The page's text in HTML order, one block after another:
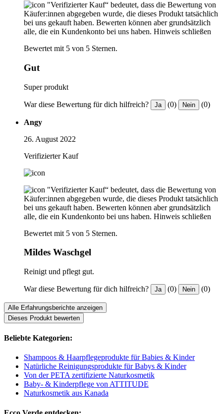
"Verifizierter Kauf“ bedeutet, dass die Bewertung von
Käufer:innen abgegeben wurde, die dieses Produkt tatsächlich
bei uns gekauft haben. Bewerten können aber grundsätzlich
alle, die ein Kundenkonto bei uns haben. Hinweis schließen
Bewertet mit 5 von 5 Sternen.
Gut
Super produkt
War diese Bewertung für dich hilfreich? Ja (0) Nein (0)
Angy
26. August 2022
Verifizierter Kauf
"Verifizierter Kauf“ bedeutet, dass die Bewertung von
Käufer:innen abgegeben wurde, die dieses Produkt tatsächlich
bei uns gekauft haben. Bewerten können aber grundsätzlich
alle, die ein Kundenkonto bei uns haben. Hinweis schließen
Bewertet mit 5 von 5 Sternen.
Mildes Waschgel
Reinigt und pflegt gut.
War diese Bewertung für dich hilfreich? Ja (0) Nein (0)
Alle Erfahrungsberichte anzeigen
Dieses Produkt bewerten
Beliebte Kategorien:
Shampoos & Haarpflegeprodukte für Babies & Kinder
Natürliche Reinigungsprodukte für Babys & Kinder
Von der PETA zertifizierte Naturkosmetik
Baby- & Kinderpflege von ATTITUDE
Naturkosmetik aus Kanada